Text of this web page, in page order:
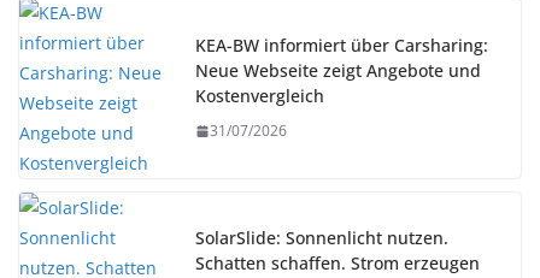
KEA-BW informiert über Carsharing:
Neue Webseite zeigt Angebote und
Kostenvergleich
31/07/2026
SolarSlide: Sonnenlicht nutzen.
Schatten schaffen. Strom erzeugen